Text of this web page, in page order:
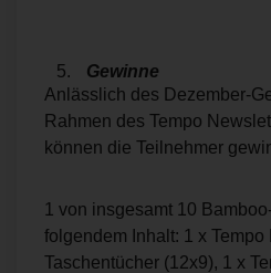
Gewinne
Anlässlich des Dezember-
Rahmen des Tempo
können die Teilnehmer
1 von insgesamt 10
folgendem Inhalt: 1 x Tempo
Taschentücher (12x9), 1 x